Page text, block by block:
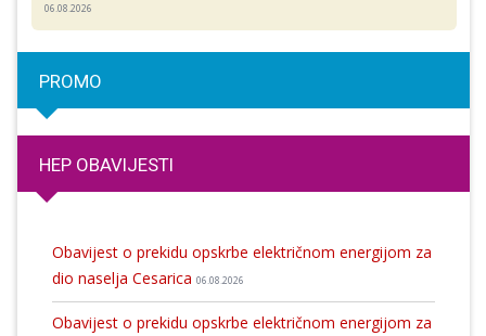
06.08.2026
PROMO
HEP OBAVIJESTI
Obavijest o prekidu opskrbe električnom energijom za
dio naselja Cesarica 06.08.2026
Obavijest o prekidu opskrbe električnom energijom za